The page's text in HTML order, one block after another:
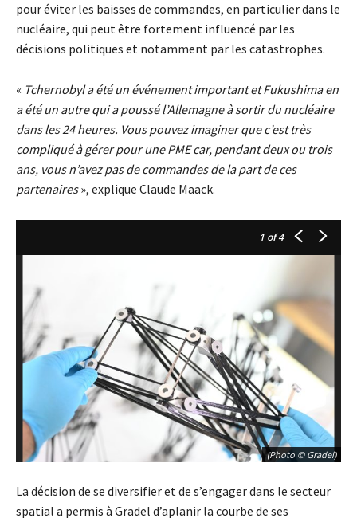
pour éviter les baisses de commandes, en particulier dans le
nucléaire, qui peut être fortement influencé par les
décisions politiques et notamment par les catastrophes.
« Tchernobyl a été un événement important et Fukushima en
a été un autre qui a poussé l’Allemagne à sortir du nucléaire
dans les 24 heures. Vous pouvez imaginer que c’est très
compliqué à gérer pour une PME car, pendant deux ou trois
ans, vous n’avez pas de commandes de la part de ces
partenaires», explique Claude Maack.
1 of 4
(Photo © Gradel)
La décision de se diversifier et de s’engager dans le secteur
spatial a permis à Gradel d’aplanir la courbe de ses